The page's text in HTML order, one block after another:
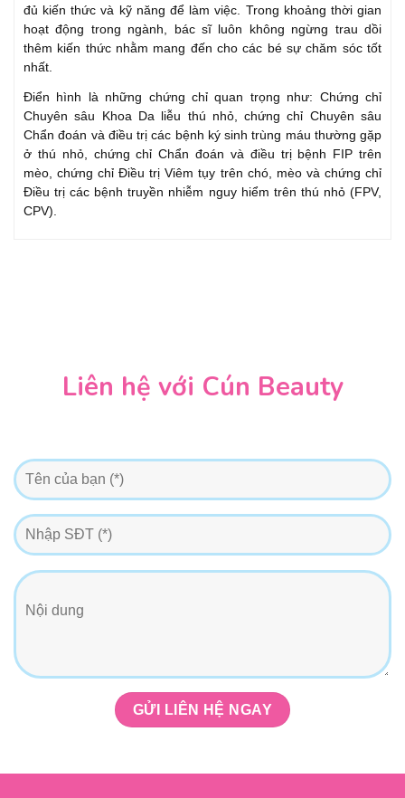
đủ kiến thức và kỹ năng để làm việc. Trong khoảng thời gian
hoạt động trong ngành, bác sĩ luôn không ngừng trau dồi
thêm kiến thức nhằm mang đến cho các bé sự chăm sóc tốt
nhất.
Điển hình là những chứng chỉ quan trọng như: Chứng chỉ
Chuyên sâu Khoa Da liễu thú nhỏ, chứng chỉ Chuyên sâu
Chẩn đoán và điều trị các bệnh ký sinh trùng máu thường gặp
ở thú nhỏ, chứng chỉ Chẩn đoán và điều trị bệnh FIP trên
mèo, chứng chỉ Điều trị Viêm tụy trên chó, mèo và chứng chỉ
Điều trị các bệnh truyền nhiễm nguy hiểm trên thú nhỏ (FPV,
CPV).
Liên hệ với Cún Beauty